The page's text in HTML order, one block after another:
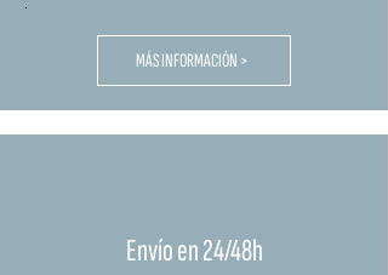
MÁS INFORMACIÓN >
Envío en 24/48h